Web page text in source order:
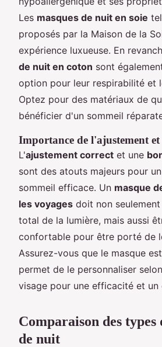
Les masques de nuit en soie
proposés par la Maison de la
expérience luxueuse. En
de nuit en coton sont
option pour leur respirabilité et
Optez pour des matériaux de
bénéficier d'un sommeil
Importance de l'ajustement
L'ajustement correct et une
sont des atouts majeurs pour
sommeil efficace. Un masque
les voyages doit non
total de la lumière, mais aussi
confortable pour être porté de
Assurez-vous que le masque
permet de le personnaliser
visage pour une efficacité et
Comparaison des types
de nuit